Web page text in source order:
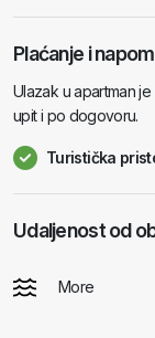
Plaćanje i
Ulazak u apartman
upit i po dogovoru.
Turistička
Udaljenost od
More